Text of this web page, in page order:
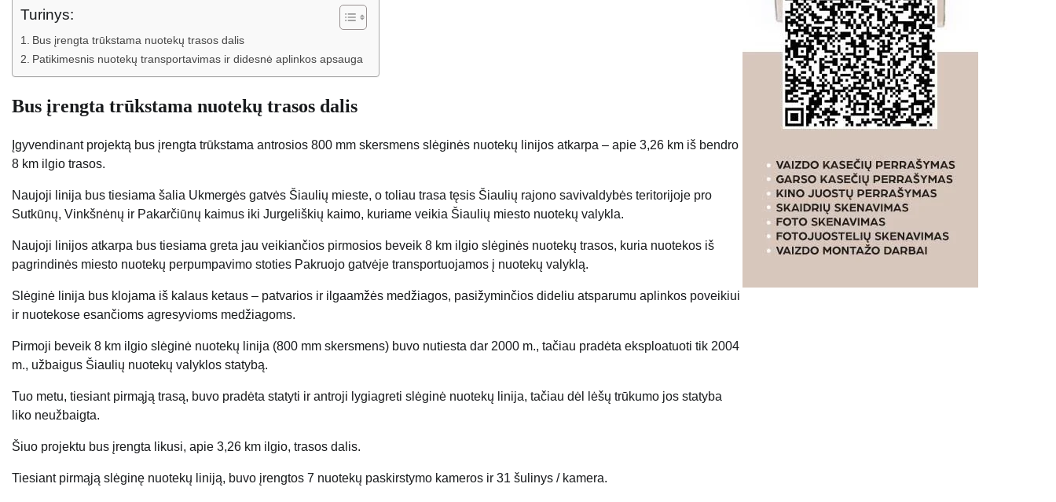
Turinys:
Bus įrengta trūkstama nuotekų trasos dalis
Patikimesnis nuotekų transportavimas ir didesnė aplinkos apsauga
Bus įrengta trūkstama nuotekų trasos dalis
Įgyvendinant projektą bus įrengta trūkstama antrosios 800 mm skersmens slėginės nuotekų linijos atkarpa – apie 3,26 km iš bendro
8 km ilgio trasos.
Naujoji linija bus tiesiama šalia Ukmergės gatvės Šiaulių mieste, o toliau trasa tęsis Šiaulių rajono savivaldybės teritorijoje pro
Sutkūnų, Vinkšnėnų ir Pakarčiūnų kaimus iki Jurgeliškių kaimo, kuriame veikia Šiaulių miesto nuotekų valykla.
Naujoji linijos atkarpa bus tiesiama greta jau veikiančios pirmosios beveik 8 km ilgio slėginės nuotekų trasos, kuria nuotekos iš
pagrindinės miesto nuotekų perpumpavimo stoties Pakruojo gatvėje transportuojamos į nuotekų valyklą.
Slėginė linija bus klojama iš kalaus ketaus – patvarios ir ilgaamžės medžiagos, pasižyminčios dideliu atsparumu aplinkos poveikiui
ir nuotekose esančioms agresyvioms medžiagoms.
Pirmoji beveik 8 km ilgio slėginė nuotekų linija (800 mm skersmens) buvo nutiesta dar 2000 m., tačiau pradėta eksploatuoti tik 2004
m., užbaigus Šiaulių nuotekų valyklos statybą.
Tuo metu, tiesiant pirmąją trasą, buvo pradėta statyti ir antroji lygiagreti slėginė nuotekų linija, tačiau dėl lėšų trūkumo jos statyba
liko neužbaigta.
Šiuo projektu bus įrengta likusi, apie 3,26 km ilgio, trasos dalis.
Tiesiant pirmąją slėginę nuotekų liniją, buvo įrengtos 7 nuotekų paskirstymo kameros ir 31 šulinys / kamera.